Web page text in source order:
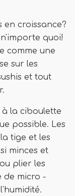
en croissance?
quoi!
comme une
sur les
et tout
la ciboulette
possible. Les
tige et les
minces et
plier les
de micro -